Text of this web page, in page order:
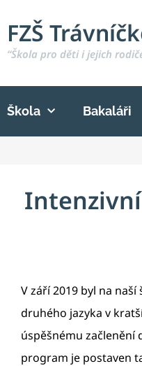
FZŠ
“Škola pro děti i jejich
Škola Bakaláři
V září 2019 byl na
druhého jazyka v
úspěšnému začlenění
program je postaven